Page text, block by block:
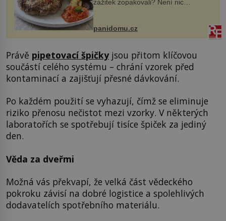
zážitek zopakovali? Není nic
snazšího. Pljeskavica (10 porcí)
Možná jste ji ochutnali na dovolené v
panidomu.cz
Právě pipetovací špičky jsou přitom klíčovou
součástí celého systému – chrání vzorek před
kontaminací a zajišťují přesné dávkování.
Po každém použití se vyhazují, čímž se eliminuje
riziko přenosu nečistot mezi vzorky. V některých
laboratořích se spotřebují tisíce špiček za jediný
den.
Věda za dveřmi
Možná vás překvapí, že velká část vědeckého
pokroku závisí na dobré logistice a spolehlivých
dodavatelích spotřebního materiálu.